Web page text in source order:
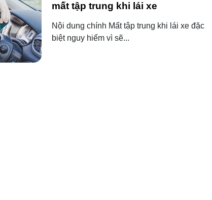
mất tập trung khi lái xe
Nội dung chính Mất tập trung khi lái xe đặc
biệt nguy hiểm vì sẽ...